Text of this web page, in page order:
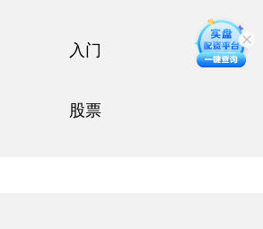
入门
股票